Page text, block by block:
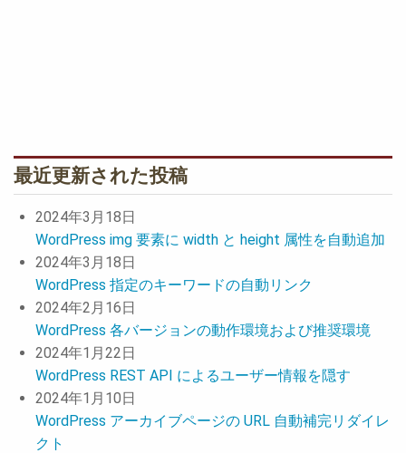
最近更新された投稿
2024年3月18日
WordPress img 要素に width と height 属性を自動追加
2024年3月18日
WordPress 指定のキーワードの自動リンク
2024年2月16日
WordPress 各バージョンの動作環境および推奨環境
2024年1月22日
WordPress REST API によるユーザー情報を隠す
2024年1月10日
WordPress アーカイブページの URL 自動補完リダイレ
クト